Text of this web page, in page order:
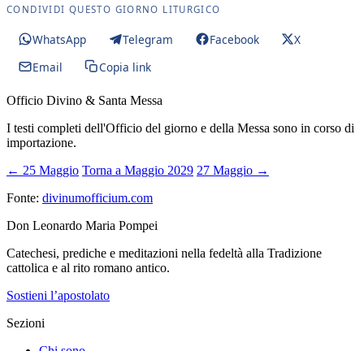
CONDIVIDI QUESTO GIORNO LITURGICO
WhatsApp Telegram Facebook
X
Email
Copia link
Officio Divino & Santa Messa
I testi completi dell'Officio del giorno e della Messa sono in corso di
importazione.
← 25 Maggio Torna a Maggio 2029 27 Maggio →
Fonte: divinumofficium.com
Don Leonardo Maria Pompei
Catechesi, prediche e meditazioni nella fedeltà alla Tradizione
cattolica e al rito romano antico.
Sostieni l’apostolato
Sezioni